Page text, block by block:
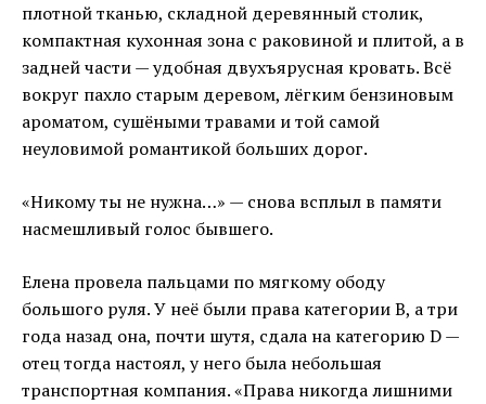
плотной тканью, складной деревянный столик,
компактная кухонная зона с раковиной и плитой, а в
задней части — удобная двухъярусная кровать. Всё
вокруг пахло старым деревом, лёгким бензиновым
ароматом, сушёными травами и той самой
неуловимой романтикой больших дорог.
«Никому ты не нужна…» — снова всплыл в памяти
насмешливый голос бывшего.
Елена провела пальцами по мягкому ободу
большого руля. У неё были права категории B, а три
года назад она, почти шутя, сдала на категорию D —
отец тогда настоял, у него была небольшая
транспортная компания. «Права никогда лишними